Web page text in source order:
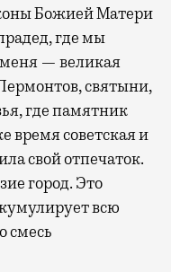
Божией Матери
где мы
меня — великая
святыни,
где памятник
время советская и
свой отпечаток.
город. Это
всю
смесь